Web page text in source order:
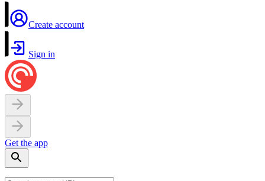
Create account
Sign in
Get the app